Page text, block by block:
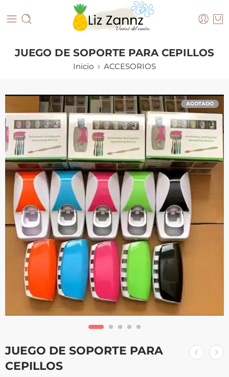
JUEGO DE SOPORTE PARA CEPILLOS
Inicio ACCESORIOS
AGOTADO
JUEGO DE SOPORTE PARA
CEPILLOS